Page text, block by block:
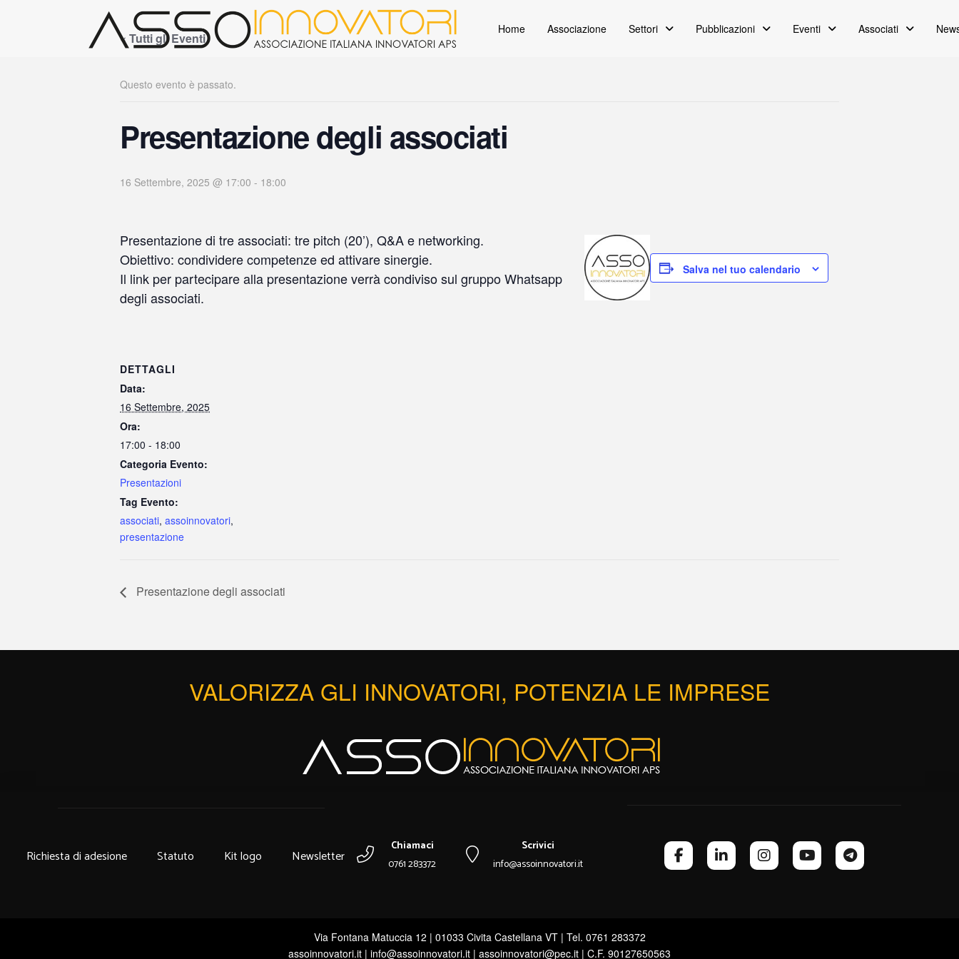
Home Associazione Settori Pubblicazioni Eventi Associati
« Tutti gli Eventi
Questo evento è passato.
Presentazione degli associati
16 Settembre, 2025 @ 17:00 - 18:00
Presentazione di tre associati: tre pitch (20’), Q&A e networking.
Obiettivo: condividere competenze ed attivare sinergie.
Il link per partecipare alla presentazione verrà condiviso sul gruppo Whatsapp
degli associati.
Salva nel tuo calendario
DETTAGLI
Data:
16 Settembre, 2025
Ora:
17:00 - 18:00
Categoria Evento:
Presentazioni
Tag Evento:
associati, assoinnovatori,
presentazione
Presentazione degli associati
VALORIZZA GLI INNOVATORI, POTENZIA LE IMPRESE
Richiesta di adesione Statuto Kit logo Newsletter
Chiamaci
0761 283372
Scrivici
info@assoinnovatori.it
Via Fontana Matuccia 12 | 01033 Civita Castellana VT | Tel. 0761 283372
assoinnovatori.it | info@assoinnovatori.it | assoinnovatori@pec.it | C.F. 90127650563